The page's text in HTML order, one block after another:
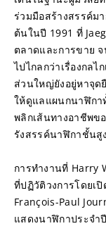
ร่วมมือสร้างสรรค์ม
ต้นในปี 1991 ที่
ตลาดและการขาย
ไปไกลกว่าเรื่องกลไ
ส่วนใหญ่ยังอยู่หาจุด
ให้ดูแลแผนกนาฬิกา
พลิกเส้นทางอาชีพข
รังสรรค์นาฬิกาชั้นสู
การทำงานที่ Harry
ที่ปฏิวัติวงการโดยเ
François-Paul
แสดงนาฬิกาประจำ